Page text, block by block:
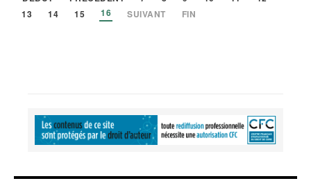
13
14 15 16 SUIVANT FIN